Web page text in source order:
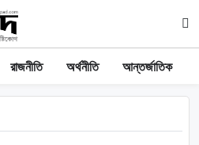
রাজনীতি অর্থনীতি আন্তর্জাতিক